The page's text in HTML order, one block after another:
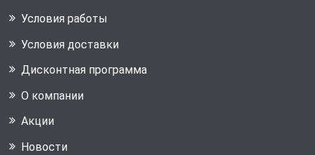
Условия работы
Условия доставки
Дисконтная программа
О компании
Акции
Новости